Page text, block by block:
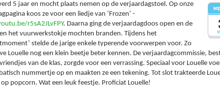
5 jaar en mocht plaats nemen op de verjaardagstoel. Op onze
koos ze voor een liedje van ‘Frozen’ -
r5sA2JLvFPY. Daarna ging de verjaardagdoos open en de
het vuurwerkstokje mochten branden. Tijdens het
stelde de jarige enkele typerende voorwerpen voor. Zo
Louelle nog een klein beetje beter kennen. De verjaardagcommissie,
van de klas, zorgde voor een verrassing. Speciaal voor Louelle
nummertje op en maakten ze een tekening. Tot slot trakteerde
popcorn. Wat een leuk feestje. Proficiat Louelle!